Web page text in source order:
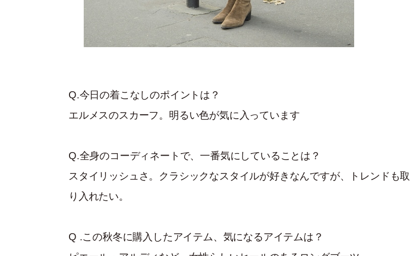
Q.今日の着こなしのポイントは？
エルメスのスカーフ。明るい色が気に入っています
Q.全身のコーディネートで、一番気にしていることは？
スタイリッシュさ。クラシックなスタイルが好きなんですが、トレンドも取
り入れたい。
Q .この秋冬に購入したアイテム、気になるアイテムは？